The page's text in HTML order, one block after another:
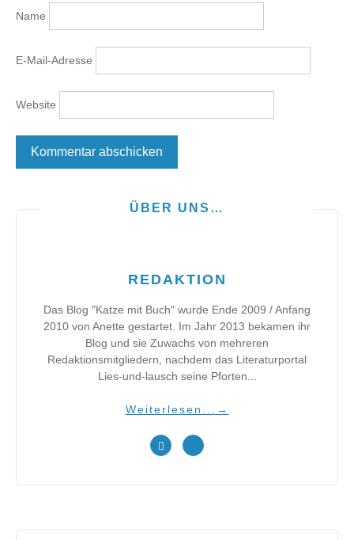
Name
E-Mail-Adresse
Website
ÜBER UNS…
REDAKTION
Das Blog "Katze mit Buch" wurde Ende 2009 / Anfang
2010 von Anette gestartet. Im Jahr 2013 bekamen ihr
Blog und sie Zuwachs von mehreren
Redaktionsmitgliedern, nachdem das Literaturportal
Lies-und-lausch seine Pforten...
Weiterlesen... →